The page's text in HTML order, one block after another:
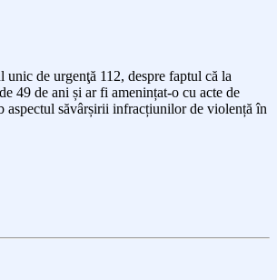
unic de urgenţă 112, despre faptul că la
49 de ani și ar fi amenințat-o cu acte de
săvârșirii infracțiunilor de violență în